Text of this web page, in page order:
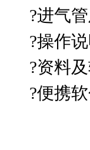
?进气
?操作
?资料
?便携